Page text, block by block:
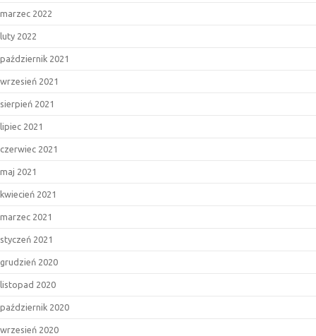
marzec 2022
luty 2022
październik 2021
wrzesień 2021
sierpień 2021
lipiec 2021
czerwiec 2021
maj 2021
kwiecień 2021
marzec 2021
styczeń 2021
grudzień 2020
listopad 2020
październik 2020
wrzesień 2020